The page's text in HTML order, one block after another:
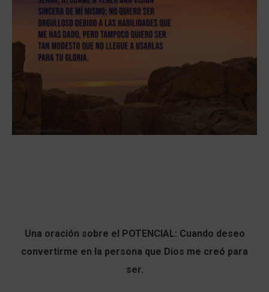
Una oración sobre el POTENCIAL: Cuando deseo
convertirme en la persona que Dios me creó para
ser.